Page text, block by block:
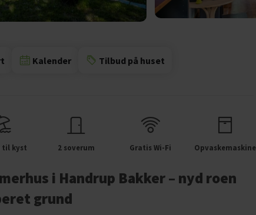
Kalender Tilbud på huset
til kyst 2 soverum Gratis Wi-Fi Opvaskemaskine
i Handrup Bakker – nyd roen
grund